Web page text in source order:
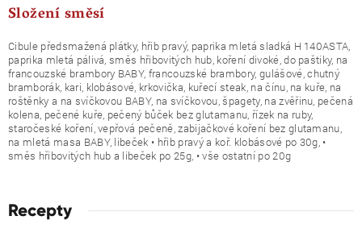
Složení směsí
Cibule předsmažená plátky, hřib pravý, paprika mletá sladká H 140ASTA,
paprika mletá pálivá, směs hřibovitých hub, koření divoké, do paštiky, na
francouzské brambory BABY, francouzské brambory, gulášové, chutný
bramborák, kari, klobásové, krkovička, kuřecí steak, na čínu, na kuře, na
roštěnky a na svíčkovou BABY, na svíčkovou, špagety, na zvěřinu, pečená
kolena, pečené kuře, pečený bůček bez glutamanu, řízek na ruby,
staročeské koření, vepřová pečeně, zabijačkové koření bez glutamanu,
na mletá masa BABY, libeček • hřib pravý a koř. klobásové po 30g, •
směs hřibovitých hub a libeček po 25g, • vše ostatní po 20g
Recepty